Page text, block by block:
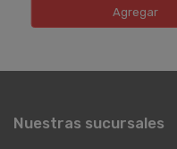
Agregar
Nuestras sucursales